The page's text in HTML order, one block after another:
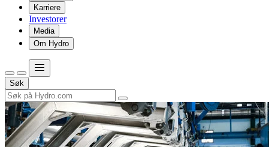
Karriere
Investorer
Media
Om Hydro
Søk